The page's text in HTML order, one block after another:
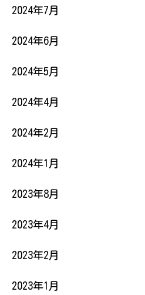
2024年7月
2024年6月
2024年5月
2024年4月
2024年2月
2024年1月
2023年8月
2023年4月
2023年2月
2023年1月